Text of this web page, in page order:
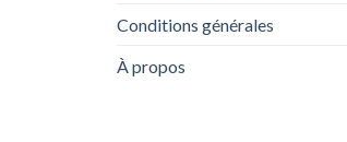
Conditions générales
À propos